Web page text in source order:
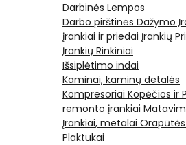
Darbinės Lempos
Darbo pirštinės Dažymo
įrankiai ir priedai Įrankių
Įrankių Rinkiniai
Išsiplėtimo indai
Kaminai, kaminų detalės
Kompresoriai Kopėčios ir
remonto įrankiai
Įrankiai, metalai Orapūtės
Plaktukai